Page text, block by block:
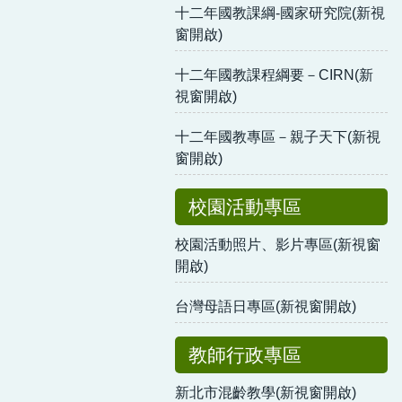
十二年國教課綱-國家研究院(新視
窗開啟)
十二年國教課程綱要－CIRN(新
視窗開啟)
十二年國教專區－親子天下(新視
窗開啟)
校園活動專區
校園活動照片、影片專區(新視窗
開啟)
台灣母語日專區(新視窗開啟)
教師行政專區
新北市混齡教學(新視窗開啟)